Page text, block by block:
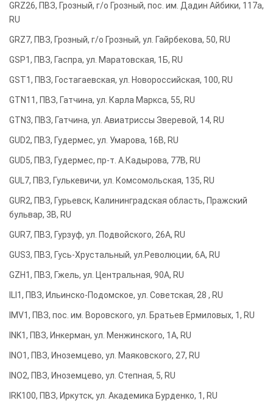
GRZ26, ПВЗ, Грозный, г/о Грозный, пос. им. Дадин Айбики, 117а,
RU
GRZ7, ПВЗ, Грозный, г/о Грозный, ул. Гайрбекова, 50, RU
GSP1, ПВЗ, Гаспра, ул. Маратовская, 1Б, RU
GST1, ПВЗ, Гостагаевская, ул. Новороссийская, 100, RU
GTN11, ПВЗ, Гатчина, ул. Карла Маркса, 55, RU
GTN3, ПВЗ, Гатчина, ул. Авиатриссы Зверевой, 14, RU
GUD2, ПВЗ, Гудермес, ул. Умарова, 16В, RU
GUD5, ПВЗ, Гудермес, пр-т. А.Кадырова, 77В, RU
GUL7, ПВЗ, Гулькевичи, ул. Комсомольская, 135, RU
GUR2, ПВЗ, Гурьевск, Калининградская область, Пражский
бульвар, 3В, RU
GUR7, ПВЗ, Гурзуф, ул. Подвойского, 26А, RU
GUS3, ПВЗ, Гусь-Хрустальный, ул.Революции, 6А, RU
GZH1, ПВЗ, Гжель, ул. Центральная, 90А, RU
ILI1, ПВЗ, Ильинско-Подомское, ул. Советская, 28 , RU
IMV1, ПВЗ, пос. им. Воровского, ул. Братьев Ермиловых, 1, RU
INK1, ПВЗ, Инкерман, ул. Менжинского, 1А, RU
INO1, ПВЗ, Иноземцево, ул. Маяковского, 27, RU
INO2, ПВЗ, Иноземцево, ул. Степная, 5, RU
IRK100, ПВЗ, Иркутск, ул. Академика Бурденко, 1, RU